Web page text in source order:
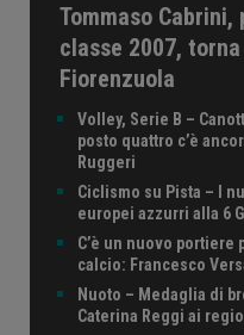
Tommaso Cabrini,
classe 2007,
Fiorenzuola
Volley, Serie B –
posto quattro c’è
Ruggeri
Ciclismo su Pista – I
europei azzurri alla 6
C’è un nuovo portiere
calcio: Francesco
Nuoto – Medaglia di
Caterina Reggi ai